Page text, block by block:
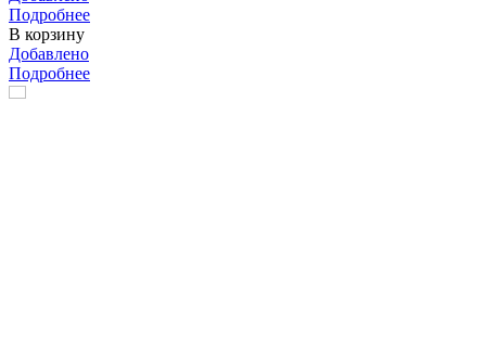
Подробнее
В корзину
Добавлено
Подробнее